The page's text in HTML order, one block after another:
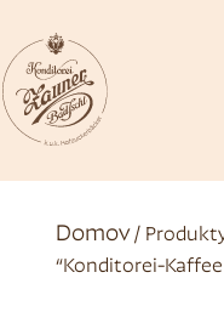
Domov/
“Konditorei-